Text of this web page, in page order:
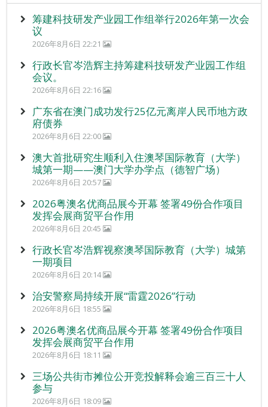
筹建科技研发产业园工作组举行2026年第一次会
议
2026年8月6日 22:21
行政长官岑浩辉主持筹建科技研发产业园工作组
会议。
2026年8月6日 22:16
广东省在澳门成功发行25亿元离岸人民币地方政
府债券
2026年8月6日 22:00
澳大首批研究生顺利入住澳琴国际教育（大学）
城第一期——澳门大学办学点（德智广场）
2026年8月6日 20:57
2026粤澳名优商品展今开幕 签署49份合作项目
发挥会展商贸平台作用
2026年8月6日 20:45
行政长官岑浩辉视察澳琴国际教育（大学）城第
一期项目
2026年8月6日 20:14
治安警察局持续开展“雷霆2026”行动
2026年8月6日 18:55
2026粤澳名优商品展今开幕 签署49份合作项目
发挥会展商贸平台作用
2026年8月6日 18:11
三场公共街市摊位公开竞投解释会逾三百三十人
参与
2026年8月6日 18:09